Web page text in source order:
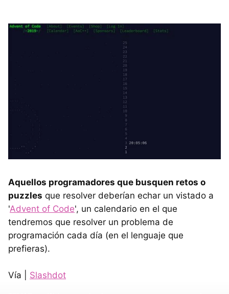
Aquellos programadores que busquen retos o
puzzles que resolver deberían echar un vistado a
'Advent of Code', un calendario en el que
tendremos que resolver un problema de
programación cada día (en el lenguaje que
prefieras).
Vía | Slashdot